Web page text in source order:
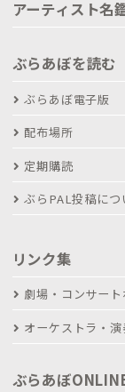
アーティスト名
ぶらあぼを読む
ぶらあぼ電子版
配布場所
定期購読
ぶらPAL投稿につ
リンク集
劇場・コンサート
オーケストラ・演
ぶらあぼ